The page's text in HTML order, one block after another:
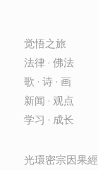
觉悟之旅
法律 · 佛法
歌 · 诗 · 画
新闻 · 观点
学习 · 成长
光環密宗因果經